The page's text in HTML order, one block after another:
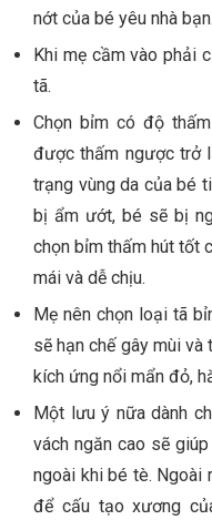
nớt của bé yêu nhà bạn.
Khi mẹ cầm vào phải
tã.
Chọn bỉm có độ
được thấm ngược trở
trạng vùng da của bé
bị ẩm ướt, bé sẽ bị
chọn bỉm thấm hút tốt
mái và dễ chịu.
Mẹ nên chọn loại tã
sẽ hạn chế gây mùi
kích ứng nổi mẩn đỏ,
Một lưu ý nữa dành
vách ngăn cao sẽ
ngoài khi bé tè. Ngoài
để cấu tạo xương